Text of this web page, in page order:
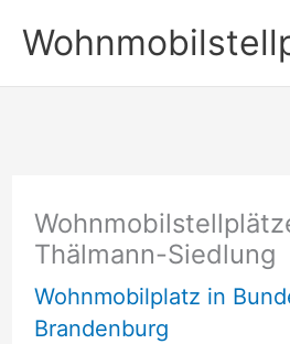
Inhalt
springen
Thälmann-Siedlung
Wohnmobilplatz in
Brandenburg